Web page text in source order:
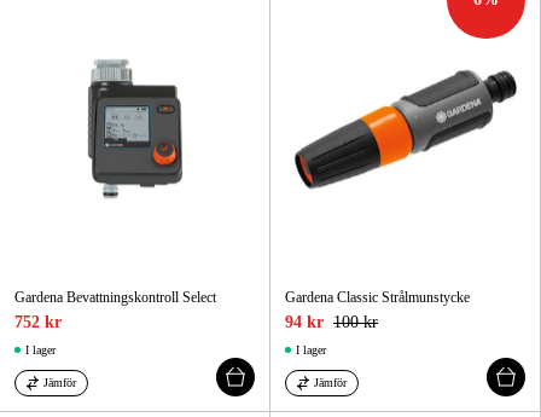
Gardena Bevattningskontroll Select
752 kr
I lager
Jämför
Gardena Classic Strålmunstycke
94 kr 100 kr
I lager
Jämför